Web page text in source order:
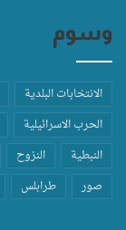
وسوم
الانتخابات البلدية
الحرب الاسرائيلية
النبطية
النزوح
صور
طرابلس